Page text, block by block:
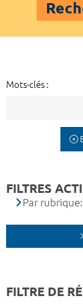
Mots-clés :
FILTRES
Par
FILTRE DE